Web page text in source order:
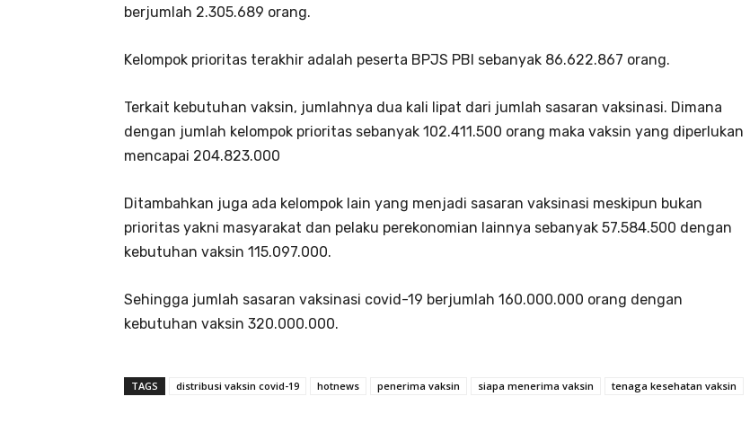
berjumlah 2.305.689 orang.
Kelompok prioritas terakhir adalah peserta BPJS PBI sebanyak 86.622.867 orang.
Terkait kebutuhan vaksin, jumlahnya dua kali lipat dari jumlah sasaran vaksinasi. Dimana
dengan jumlah kelompok prioritas sebanyak 102.411.500 orang maka vaksin yang diperlukan
mencapai 204.823.000
Ditambahkan juga ada kelompok lain yang menjadi sasaran vaksinasi meskipun bukan
prioritas yakni masyarakat dan pelaku perekonomian lainnya sebanyak 57.584.500 dengan
kebutuhan vaksin 115.097.000.
Sehingga jumlah sasaran vaksinasi covid-19 berjumlah 160.000.000 orang dengan
kebutuhan vaksin 320.000.000.
TAGS distribusi vaksin covid-19 hotnews penerima vaksin siapa menerima vaksin tenaga kesehatan vaksin